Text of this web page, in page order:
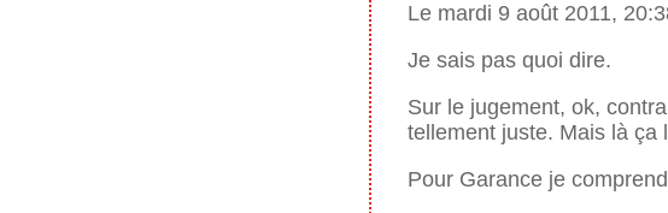
Le mardi 9 août 2011,
Je sais pas quoi dire.
Sur le jugement, ok,
tellement juste. Mais là ça
Pour Garance je